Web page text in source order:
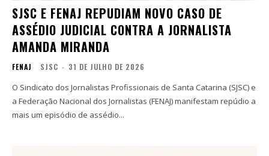
SJSC E FENAJ REPUDIAM NOVO CASO DE
ASSÉDIO JUDICIAL CONTRA A JORNALISTA
AMANDA MIRANDA
FENAJ SJSC - 31 DE JULHO DE 2026
O Sindicato dos Jornalistas Profissionais de Santa Catarina (SJSC) e
a Federação Nacional dos Jornalistas (FENAJ) manifestam repúdio a
mais um episódio de assédio...